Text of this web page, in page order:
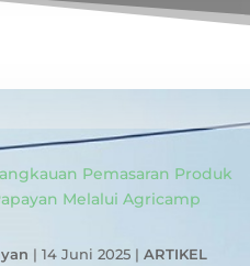
| 14 Juni 2025 | ARTIKEL